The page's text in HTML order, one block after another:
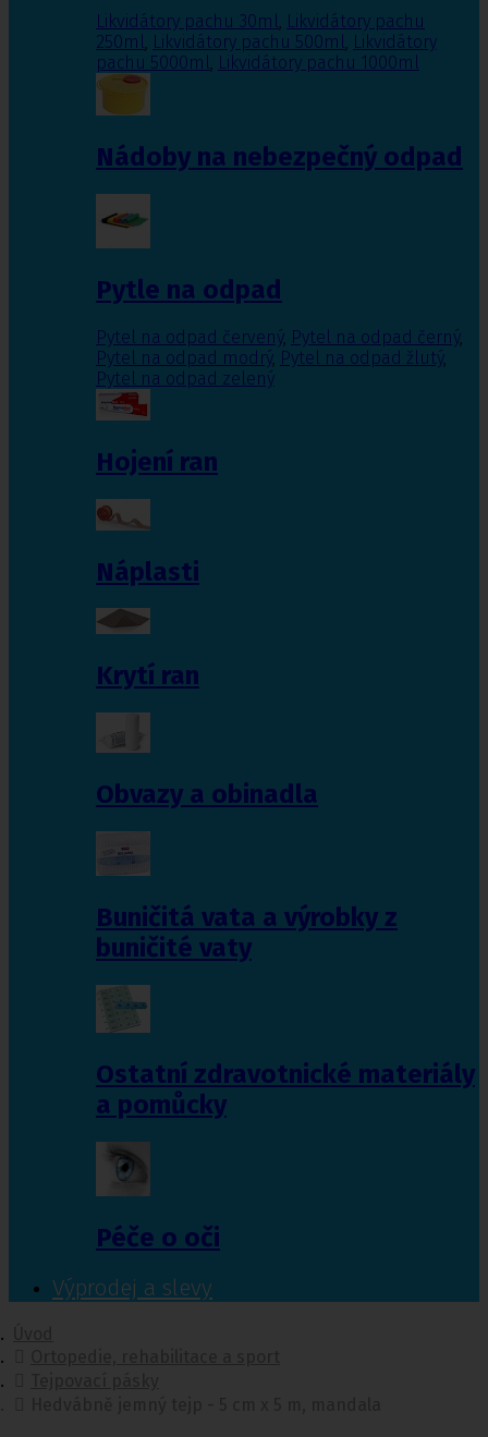
Likvidátory pachu 30ml, Likvidátory pachu
250ml, Likvidátory pachu 500ml, Likvidátory
pachu 5000ml, Likvidátory pachu 1000ml
Nádoby na nebezpečný odpad
Pytle na odpad
Pytel na odpad červený, Pytel na odpad černý,
Pytel na odpad modrý, Pytel na odpad žlutý,
Pytel na odpad zelený
Hojení ran
Náplasti
Krytí ran
Obvazy a obinadla
Buničitá vata a výrobky z
buničité vaty
Ostatní zdravotnické materiály
a pomůcky
Péče o oči
Výprodej a slevy